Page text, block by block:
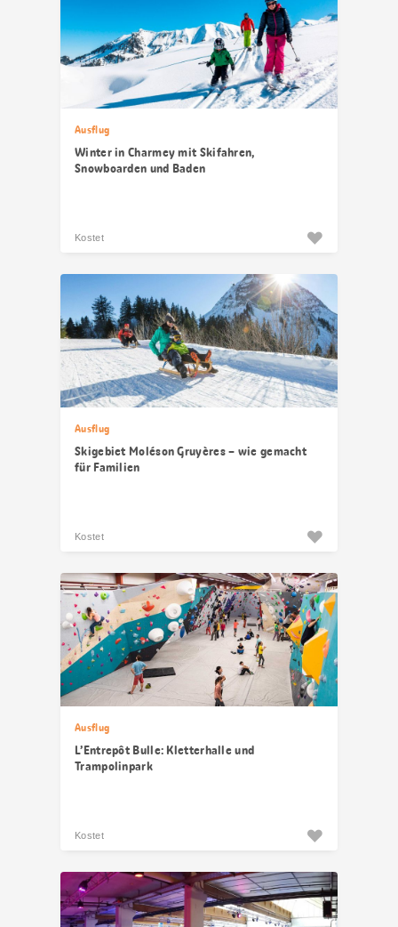
Ausflug
Winter in Charmey mit Skifahren,
Snowboarden und Baden
Kostet
Ausflug
Skigebiet Moléson Gruyères – wie gemacht
für Familien
Kostet
Ausflug
L’Entrepôt Bulle: Kletterhalle und
Trampolinpark
Kostet